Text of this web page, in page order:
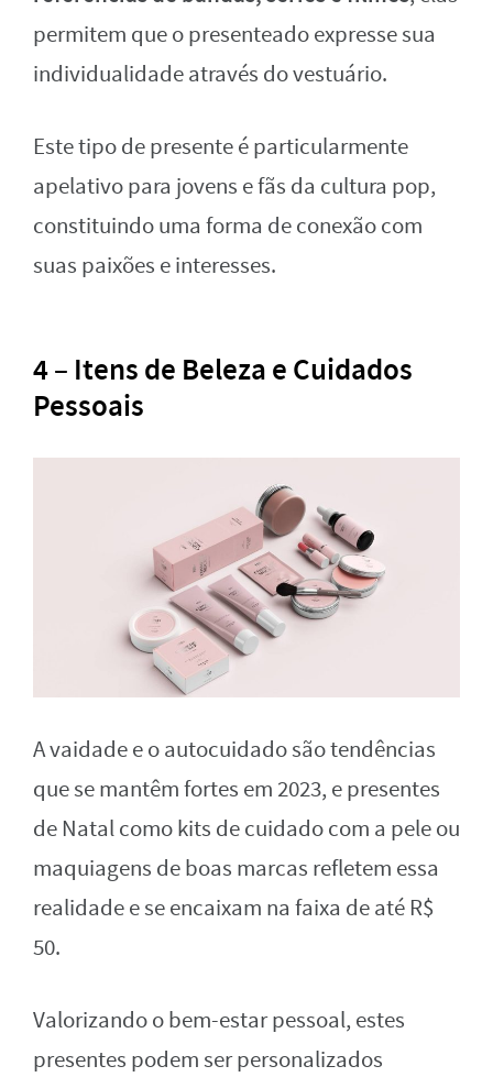
permitem que o presenteado expresse sua
individualidade através do vestuário.
Este tipo de presente é particularmente
apelativo para jovens e fãs da cultura pop,
constituindo uma forma de conexão com
suas paixões e interesses.
4 – Itens de Beleza e Cuidados
Pessoais
A vaidade e o autocuidado são tendências
que se mantêm fortes em 2023, e presentes
de Natal como kits de cuidado com a pele ou
maquiagens de boas marcas refletem essa
realidade e se encaixam na faixa de até R$
50.
Valorizando o bem-estar pessoal, estes
presentes podem ser personalizados